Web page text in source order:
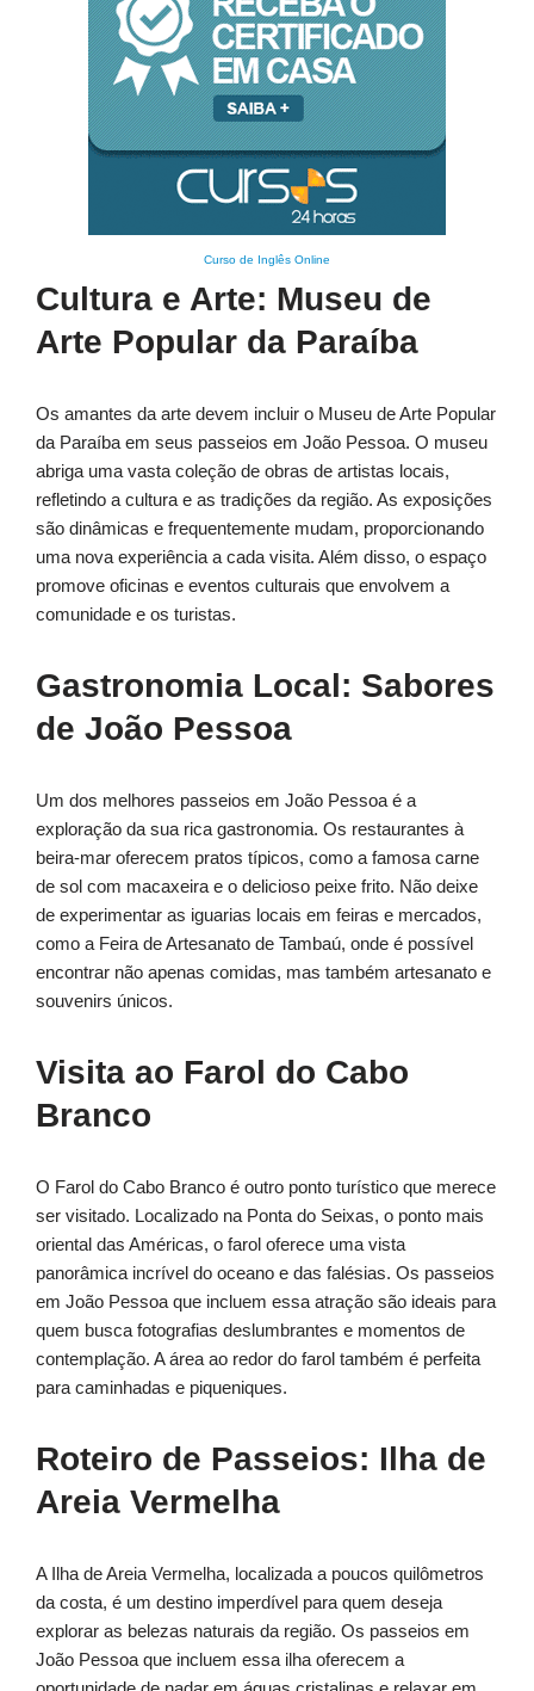
Curso de Inglês Online
Cultura e Arte: Museu de
Arte Popular da Paraíba
Os amantes da arte devem incluir o Museu de Arte Popular
da Paraíba em seus passeios em João Pessoa. O museu
abriga uma vasta coleção de obras de artistas locais,
refletindo a cultura e as tradições da região. As exposições
são dinâmicas e frequentemente mudam, proporcionando
uma nova experiência a cada visita. Além disso, o espaço
promove oficinas e eventos culturais que envolvem a
comunidade e os turistas.
Gastronomia Local: Sabores
de João Pessoa
Um dos melhores passeios em João Pessoa é a
exploração da sua rica gastronomia. Os restaurantes à
beira-mar oferecem pratos típicos, como a famosa carne
de sol com macaxeira e o delicioso peixe frito. Não deixe
de experimentar as iguarias locais em feiras e mercados,
como a Feira de Artesanato de Tambaú, onde é possível
encontrar não apenas comidas, mas também artesanato e
souvenirs únicos.
Visita ao Farol do Cabo
Branco
O Farol do Cabo Branco é outro ponto turístico que merece
ser visitado. Localizado na Ponta do Seixas, o ponto mais
oriental das Américas, o farol oferece uma vista
panorâmica incrível do oceano e das falésias. Os passeios
em João Pessoa que incluem essa atração são ideais para
quem busca fotografias deslumbrantes e momentos de
contemplação. A área ao redor do farol também é perfeita
para caminhadas e piqueniques.
Roteiro de Passeios: Ilha de
Areia Vermelha
A Ilha de Areia Vermelha, localizada a poucos quilômetros
da costa, é um destino imperdível para quem deseja
explorar as belezas naturais da região. Os passeios em
João Pessoa que incluem essa ilha oferecem a